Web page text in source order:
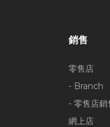
銷售
零售店
- Branch
- 零售店銷
網上店